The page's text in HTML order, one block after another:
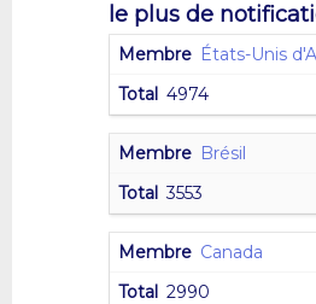
le plus de
États-Unis
4974
Brésil
3553
Canada
2990